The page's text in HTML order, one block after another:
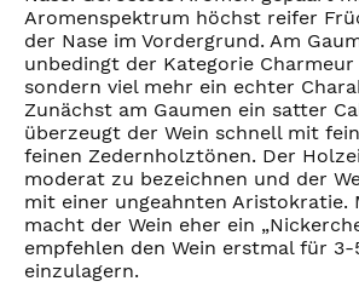
Aromenspektrum höchst reifer
der Nase im Vordergrund. Am
unbedingt der Kategorie
sondern viel mehr ein echter
Zunächst am Gaumen ein satter
überzeugt der Wein schnell mit
feinen Zedernholztönen. Der
moderat zu bezeichnen und der
mit einer ungeahnten Aristokratie.
macht der Wein eher ein
empfehlen den Wein erstmal für 3-
einzulagern.